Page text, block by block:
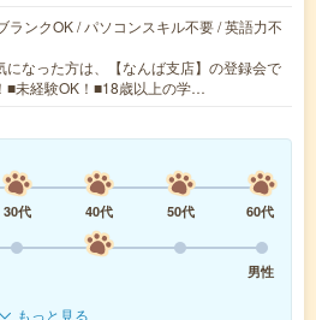
ランクOK / パソコンスキル不要 / 英語力不
なった方は、【なんば支店】の登録会で
■未経験OK！■18歳以上の学…
30代 40代 50代
60代
男性
もっと見る